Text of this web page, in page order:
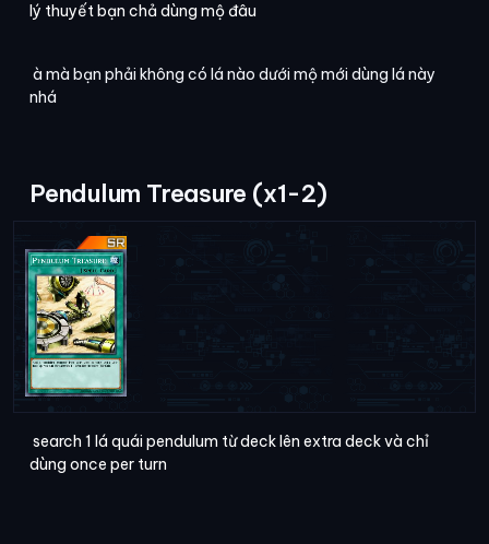
lý thuyết bạn chả dùng mộ đâu
à mà bạn phải không có lá nào dưới mộ mới dùng lá này
nhá
Pendulum Treasure (x1-2)
search 1 lá quái pendulum từ deck lên extra deck và chỉ
dùng once per turn